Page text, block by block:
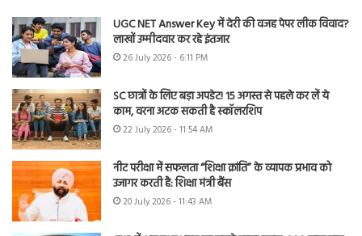
UGC NET Answer Key में देरी की वजह पेपर लीक विवाद?
लाखों उम्मीदवार कर रहे इंतजार
26 July 2026 - 6:11 PM
SC छात्रों के लिए बड़ा अपडेट! 15 अगस्त से पहले कर लें ये
काम, वरना अटक सकती है स्कॉलरशिप
22 July 2026 - 11:54 AM
नीट परीक्षा में सफलता “शिक्षा क्रांति” के व्यापक प्रभाव को
उजागर करती है: शिक्षा मंत्री बैंस
20 July 2026 - 11:43 AM